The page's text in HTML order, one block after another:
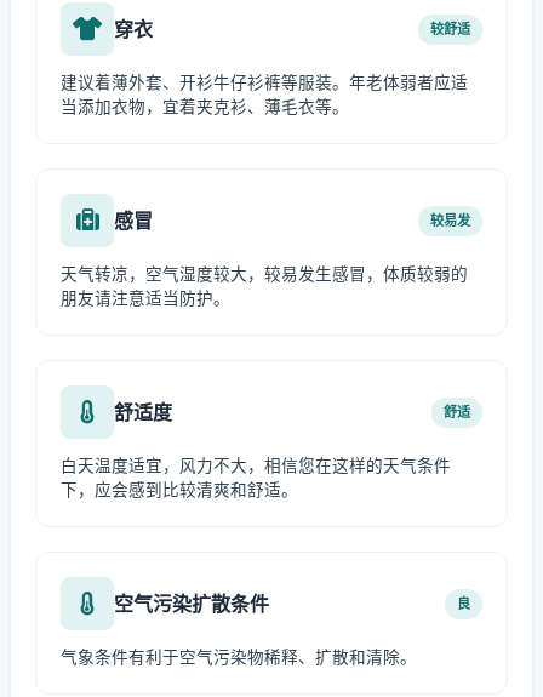
穿衣 较舒适
建议着薄外套、开衫牛仔衫裤等服装。年老体弱者应适
当添加衣物，宜着夹克衫、薄毛衣等。
感冒 较易发
天气转凉，空气湿度较大，较易发生感冒，体质较弱的
朋友请注意适当防护。
舒适度 舒适
白天温度适宜，风力不大，相信您在这样的天气条件
下，应会感到比较清爽和舒适。
空气污染扩散条件 良
气象条件有利于空气污染物稀释、扩散和清除。